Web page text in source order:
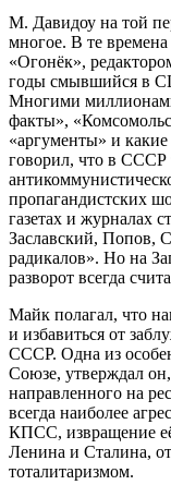
М. Давидоу на той
многое. В те
«Огонёк»,
годы смывшийся в
Многими
факты»,
«аргументы» и
говорил, что в СССР
пропагандистских
газетах и журналах
Заславский, Попов,
радикалов». Но на
разворот всегда
Майк полагал, что
и избавиться от
СССР. Одна из
Союзе, утверждал
направленного на
всегда наиболее
КПСС, извращение
Ленина и Сталина,
тоталитаризмом.